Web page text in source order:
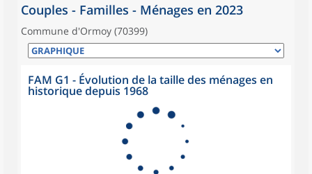
Couples - Familles - Ménages en 2023
Commune d'Ormoy (70399)
FAM G1 - Évolution de la taille des ménages en
historique depuis 1968